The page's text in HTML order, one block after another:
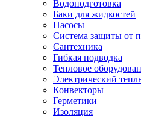
Водоподготовка
Баки для жидкостей
Насосы
Система защиты от
Сантехника
Гибкая подводка
Тепловое
Электрический
Конвекторы
Герметики
Изоляция